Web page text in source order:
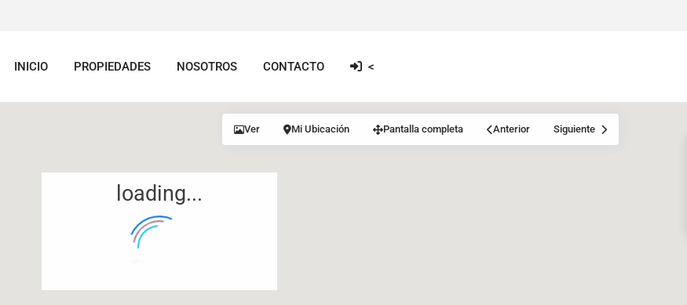
INICIO PROPIEDADES NOSOTROS CONTACTO <
loading...
Ver Mi Ubicación Pantalla completa Anterior Siguiente